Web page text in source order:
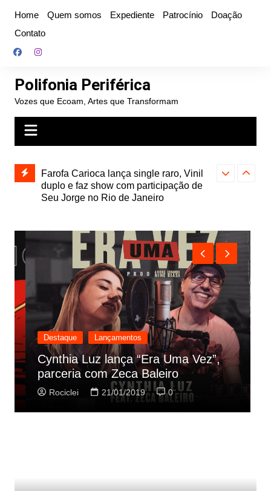
conteúdo
Home Quem somos Expediente Patrocínio
Doação
Contato
Polifonia Periférica
Vozes que Ecoam, Artes que Transformam
Farofa Carioca lança single raro, Vinil
duplo e faz show com participação de
Seu Jorge no Rio de Janeiro
Hitmia: pop
Destaque Lançamentos
Cynthia Luz lança “Era Uma Vez”,
parceria com Zeca Baleiro
Rociclei 21/01/2019 0